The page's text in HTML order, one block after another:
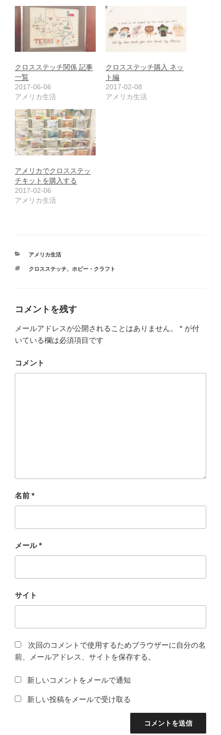
クロスステッチ関係 記事
一覧
2017-06-06
アメリカ生活
クロスステッチ購入 ネッ
ト編
2017-02-08
アメリカ生活
アメリカでクロスステッ
チキットを購入する
2017-02-06
アメリカ生活
カ
ゴ
アメリカ生活
タ
クロスステッチ、 ホビー・クラフト
コメントを残す
メールアドレスが公開されることはありません。 * が付
いている欄は必須項目です
コメント
名前 *
メール*
サイト
次回のコメントで使用するためブラウザーに自分の名
前、メールアドレス、サイトを保存する。
新しいコメントをメールで通知
新しい投稿をメールで受け取る